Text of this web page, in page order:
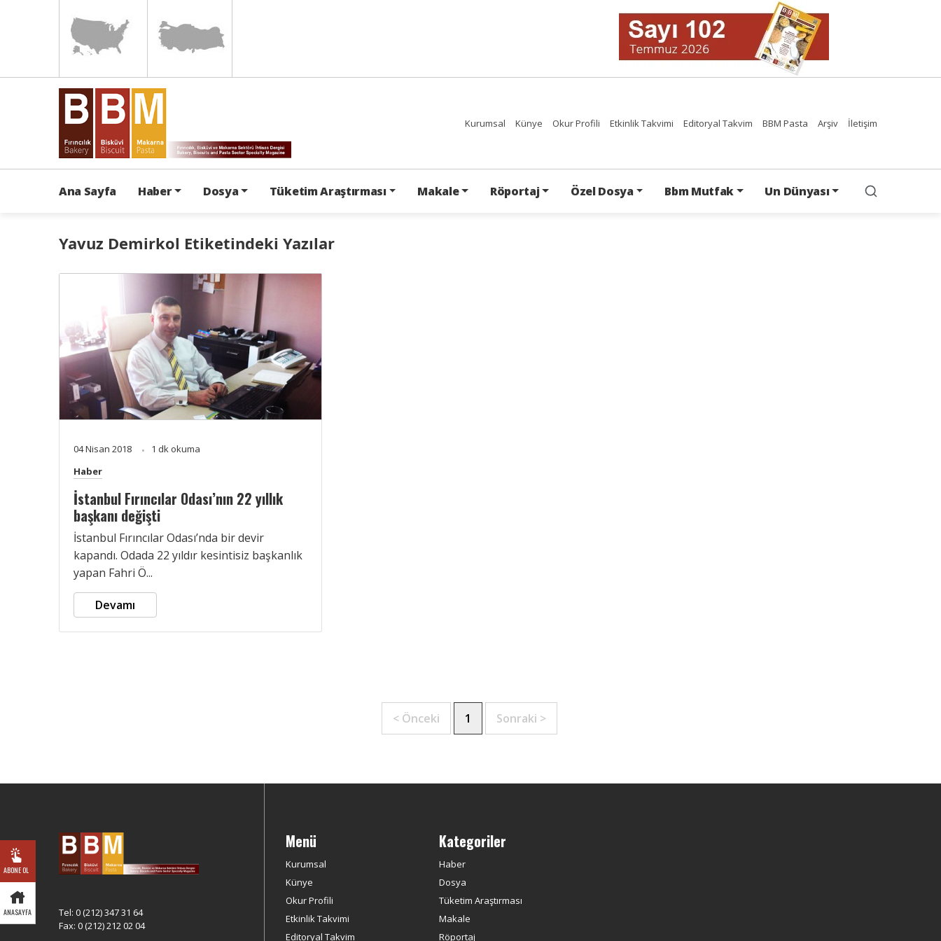
Kurumsal Künye Okur Profili Etkinlik Takvimi Editoryal Takvim BBM Pasta Arşiv İletişim
Ana Sayfa Haber Dosya Tüketim Araştırması Makale Röportaj Özel Dosya Bbm Mutfak Un Dünyası
ABONE OL
ANASAYFA
Yavuz Demirkol Etiketindeki Yazılar
04 Nisan 2018
1 dk okuma
Haber
İstanbul Fırıncılar Odası’nın 22 yıllık
başkanı değişti
İstanbul Fırıncılar Odası’nda bir devir
kapandı. Odada 22 yıldır kesintisiz başkanlık
yapan Fahri Ö...
Devamı
< Önceki 1 Sonraki >
Tel: 0 (212) 347 31 64
Fax: 0 (212) 212 02 04
Menü
Kurumsal
Künye
Okur Profili
Etkinlik Takvimi
Editoryal Takvim
Kategoriler
Haber
Dosya
Tüketim Araştırması
Makale
Röportaj